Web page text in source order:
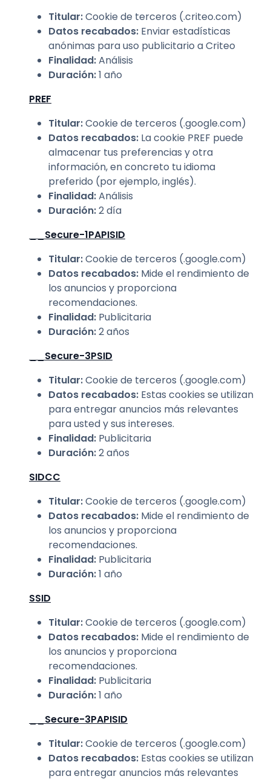
Titular:Cookie de terceros (.criteo.com)
Datos recabados: Enviar estadísticas
anónimas para uso publicitario a Criteo
Finalidad:Análisis
Duración:1 año
PREF
Titular:Cookie de terceros (.google.com)
Datos recabados: La cookie PREF puede
almacenar tus preferencias y otra
información, en concreto tu idioma
preferido (por ejemplo, inglés).
Finalidad:Análisis
Duración:2 día
__Secure-1PAPISID
Titular:Cookie de terceros (.google.com)
Datos recabados: Mide el rendimiento de
los anuncios y proporciona
recomendaciones.
Finalidad: Publicitaria
Duración:2 años
__Secure-3PSID
Titular:Cookie de terceros (.google.com)
Datos recabados: Estas cookies se utilizan
para entregar anuncios más relevantes
para usted y sus intereses.
Finalidad: Publicitaria
Duración:2 años
SIDCC
Titular:Cookie de terceros (.google.com)
Datos recabados: Mide el rendimiento de
los anuncios y proporciona
recomendaciones.
Finalidad: Publicitaria
Duración:1 año
SSID
Titular:Cookie de terceros (.google.com)
Datos recabados: Mide el rendimiento de
los anuncios y proporciona
recomendaciones.
Finalidad: Publicitaria
Duración:1 año
__Secure-3PAPISID
Titular:Cookie de terceros (.google.com)
Datos recabados: Estas cookies se utilizan
para entregar anuncios más relevantes